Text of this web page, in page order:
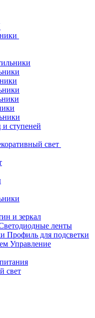
и ступеней
свет
и зеркал
ленты
Профиль для подсветки
Управление
свет